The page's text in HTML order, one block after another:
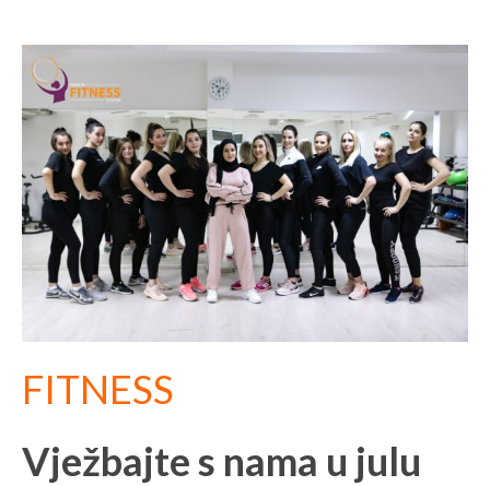
FITNESS
Vježbajte s nama u julu